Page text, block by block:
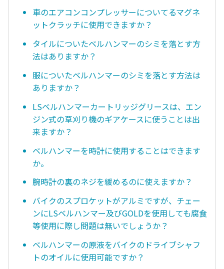
車のエアコンコンプレッサーについてるマグネ
ットクラッチに使用できますか？
タイルについたベルハンマーのシミを落とす方
法はありますか？
服についたベルハンマーのシミを落とす方法は
ありますか？
LSベルハンマーカートリッジグリースは、エン
ジン式の草刈り機のギアケースに使うことは出
来ますか？
ベルハンマーを時計に使用することはできます
か。
腕時計の裏のネジを緩めるのに使えますか？
バイクのスプロケットがアルミですが、チェー
ンにLSベルハンマー及びGOLDを使用しても腐食
等使用に際し問題は無いでしょうか？
ベルハンマーの原液をバイクのドライブシャフ
トのオイルに使用可能ですか？